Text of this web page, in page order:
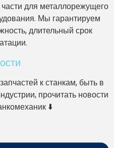
для металлорежущего
Мы гарантируем
длительный срок
к станкам, быть в
прочитать новости
⬇️